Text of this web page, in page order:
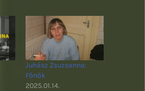
Juhász Zsuzsanna:
Főnök
2025.01.14.